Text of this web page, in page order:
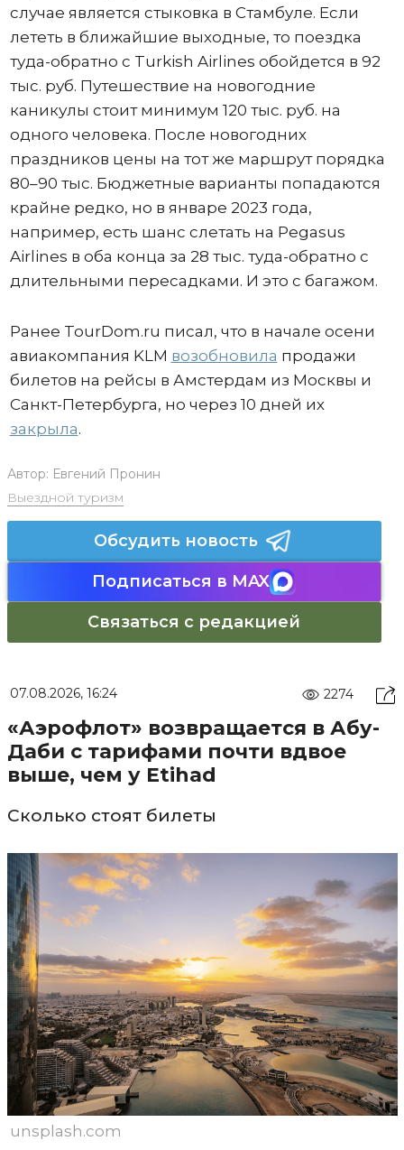
случае является стыковка в Стамбуле. Если
лететь в ближайшие выходные, то поездка
туда-обратно с Turkish Airlines обойдется в 92
тыс. руб. Путешествие на новогодние
каникулы стоит минимум 120 тыс. руб. на
одного человека. После новогодних
праздников цены на тот же маршрут порядка
80–90 тыс. Бюджетные варианты попадаются
крайне редко, но в январе 2023 года,
например, есть шанс слетать на Pegasus
Airlines в оба конца за 28 тыс. туда-обратно с
длительными пересадками. И это с багажом.
Ранее TourDom.ru писал, что в начале осени
авиакомпания KLM возобновила продажи
билетов на рейсы в Амстердам из Москвы и
Санкт-Петербурга, но через 10 дней их
закрыла.
Автор: Евгений Пронин
Выездной туризм
Обсудить новость
Подписаться в MAX
Связаться с редакцией
07.08.2026, 16:24 2274
«Аэрофлот» возвращается в Абу-
Даби с тарифами почти вдвое
выше, чем у Etihad
Сколько стоят билеты
unsplash.com